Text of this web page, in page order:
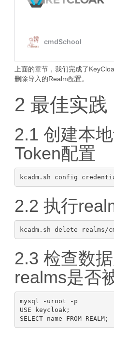
上面的章节，我们完成了
删除导入的Realm配置。
2 最佳实践
2.1 创建本
Token配置
2.2 执行
2.3 检查数
realms是否
mysql -uroot -p
USE keycloak;